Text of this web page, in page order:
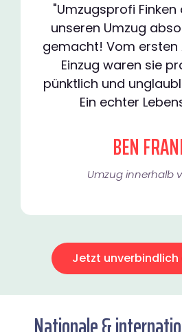
"Umzugsprofi Finken
unseren Umzug
gemacht! Vom ersten
Einzug waren sie
pünktlich und
Ein echter
BEN
Umzug innerhalb
Jetzt